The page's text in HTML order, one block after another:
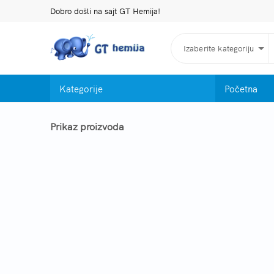
Dobro došli na sajt GT Hemija!
Izaberite kategoriju
Kategorije Početna
Prikaz proizvoda